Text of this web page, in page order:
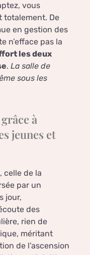
vous
totalement. De
en gestion des
n’efface pas la
les deux
. La salle de
sous les
à
jeunes et
celle de la
par un
jour,
des
rien de
méritant
de l’ascension